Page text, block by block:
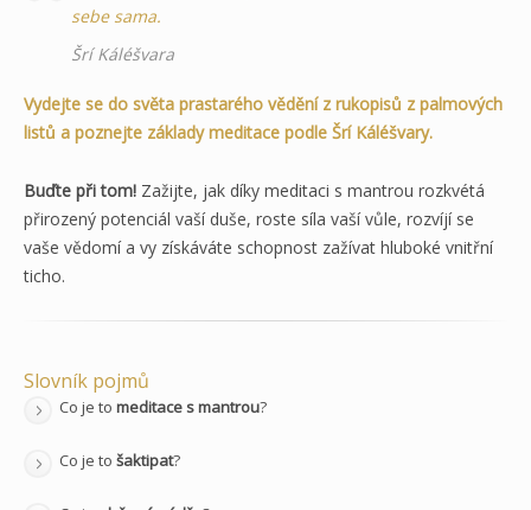
sebe sama.
Šrí Káléšvara
Vydejte se do světa prastarého vědění z rukopisů z palmových
listů a poznejte základy meditace podle Šrí Káléšvary.
Buďte při tom! Zažijte, jak díky meditaci s mantrou rozkvétá
přirozený potenciál vaší duše, roste síla vaší vůle, rozvíjí se
vaše vědomí a vy získáváte schopnost zažívat hluboké vnitřní
ticho.
Slovník pojmů
Co je to meditace s mantrou?
Co je to šaktipat?